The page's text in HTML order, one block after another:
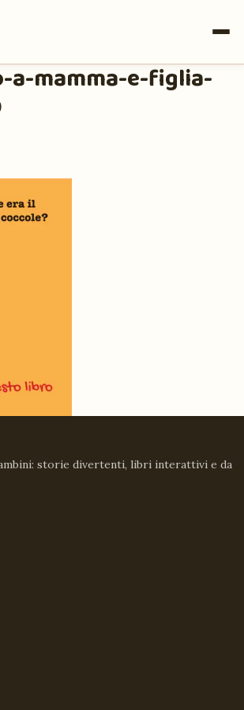
a-mamma-e-figlia-
storie divertenti, libri interattivi e da